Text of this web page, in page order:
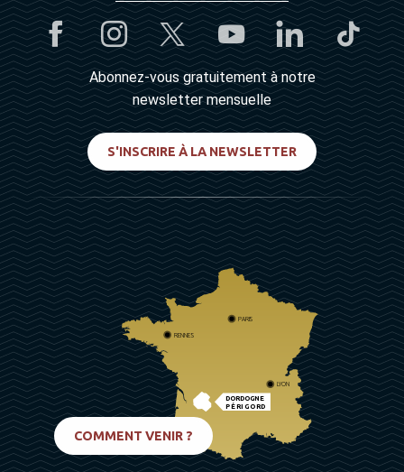
Abonnez-vous gratuitement à notre
newsletter mensuelle
S'INSCRIRE À LA NEWSLETTER
DORDOGNE
PÉRIGORD
PARIS
RENNES
LYON
COMMENT VENIR ?